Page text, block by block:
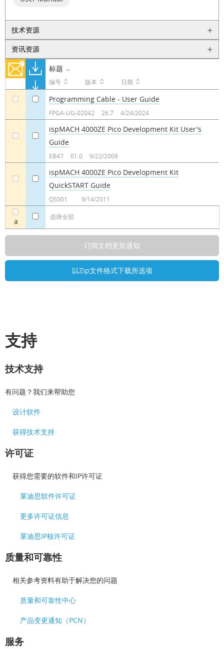
技术资源
资讯资源
标题
编号 版本 日期
a 选择全部
Programming Cable - User Guide
FPGA-UG-02042 26.7 4/24/2024
ispMACH 4000ZE Pico Development Kit User's
Guide
EB47 01.0 9/22/2009
ispMACH 4000ZE Pico Development Kit
QuickSTART Guide
QS001 9/14/2011
支持
技术支持
有问题？我们来帮助您
设计软件
获得技术支持
许可证
获得您需要的软件和IP许可证
莱迪思软件许可证
更多许可证信息
莱迪思IP核许可证
质量和可靠性
相关参考资料有助于解决您的问题
质量和可靠性中心
产品变更通知（PCN）
服务